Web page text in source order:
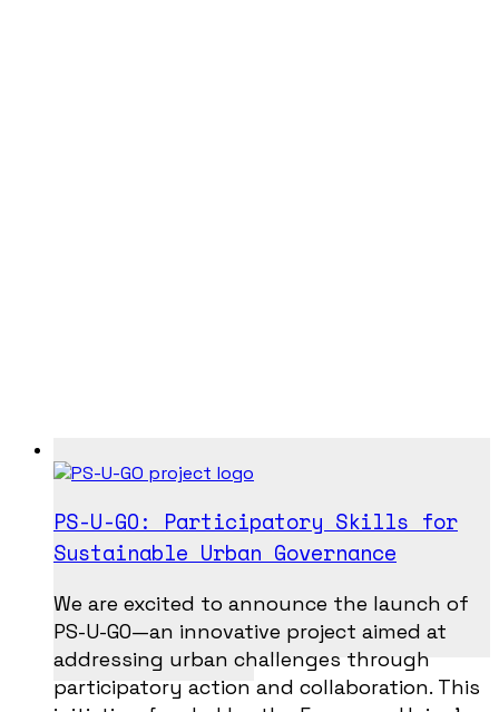
PS-U-GO: Participatory Skills for
Sustainable Urban Governance
We are excited to announce the launch of
PS-U-GO—an innovative project aimed at
addressing urban challenges through
participatory action and collaboration. This